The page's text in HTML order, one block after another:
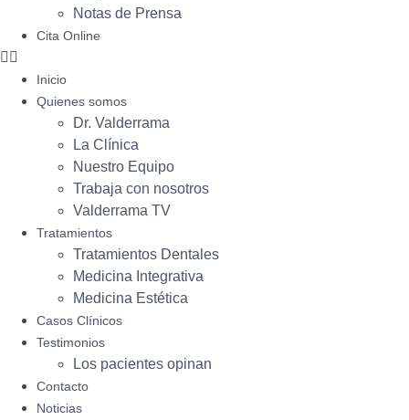
Notas de Prensa
Cita Online
Inicio
Quienes somos
Dr. Valderrama
La Clínica
Nuestro Equipo
Trabaja con nosotros
Valderrama TV
Tratamientos
Tratamientos Dentales
Medicina Integrativa
Medicina Estética
Casos Clínicos
Testimonios
Los pacientes opinan
Contacto
Noticias